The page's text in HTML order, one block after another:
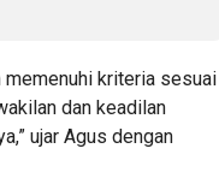
memenuhi kriteria sesuai
dan keadilan
ujar Agus dengan